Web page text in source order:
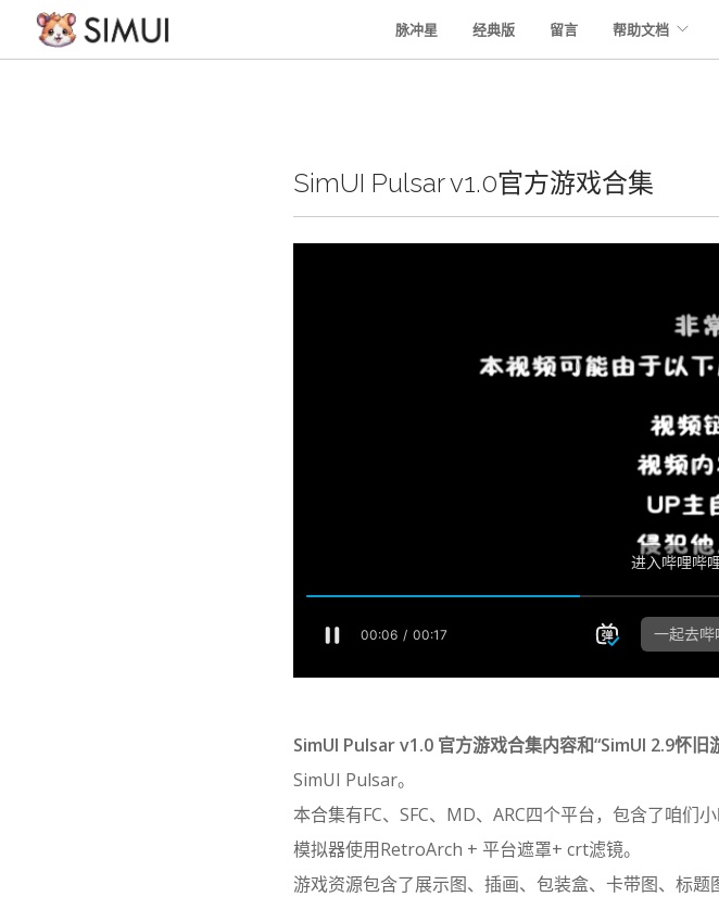
脉冲星 经典版 留言 帮助文档
SimUI Pulsar v1.0官方游戏合集
SimUI Pulsar v1.0 官方游戏合集内容和“SimUI 2.9怀旧
SimUI Pulsar。
本合集有FC、SFC、MD、ARC四个平台，包含了咱们
模拟器使用RetroArch + 平台遮罩+ crt滤镜。
游戏资源包含了展示图、插画、包装盒、卡带图、标题